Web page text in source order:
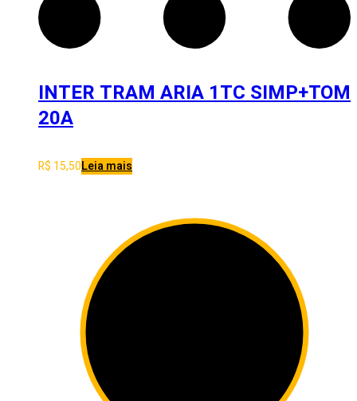
INTER TRAM ARIA 1TC SIMP+TOM
20A
R$ 15,50Leia mais